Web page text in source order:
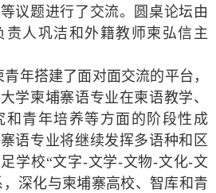
议题进行了交流。圆桌论坛 由
责人巩洁和外籍教师柬弘信主
年搭建了面对面交流的平台，
学柬埔寨语专业在柬语教学、
和青年培养等方面的阶段性成
语专业将继续发挥多语种和区
学校“文字-文学-文物-文化-文
深化与柬埔寨高校、智库和青